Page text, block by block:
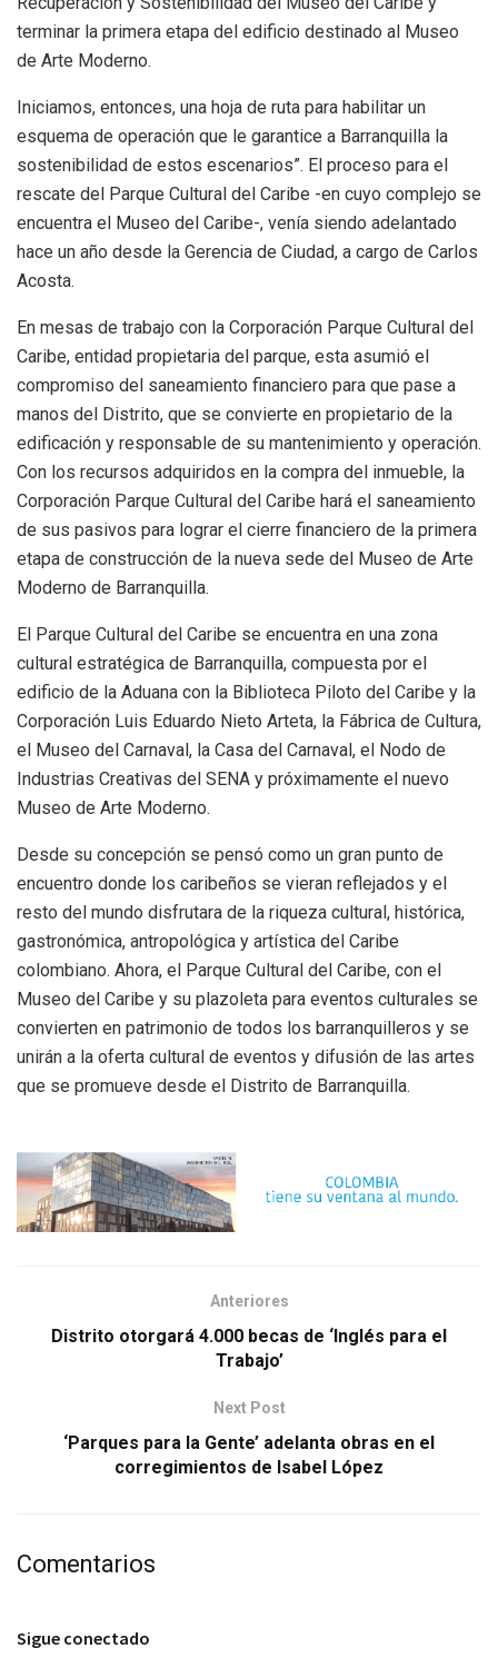
terminar la primera etapa del edificio destinado al Museo
de Arte Moderno.
Iniciamos, entonces, una hoja de ruta para habilitar un
esquema de operación que le garantice a Barranquilla la
sostenibilidad de estos escenarios”. El proceso para el
rescate del Parque Cultural del Caribe -en cuyo complejo se
encuentra el Museo del Caribe-, venía siendo adelantado
hace un año desde la Gerencia de Ciudad, a cargo de Carlos
Acosta.
En mesas de trabajo con la Corporación Parque Cultural del
Caribe, entidad propietaria del parque, esta asumió el
compromiso del saneamiento financiero para que pase a
manos del Distrito, que se convierte en propietario de la
edificación y responsable de su mantenimiento y operación.
Con los recursos adquiridos en la compra del inmueble, la
Corporación Parque Cultural del Caribe hará el saneamiento
de sus pasivos para lograr el cierre financiero de la primera
etapa de construcción de la nueva sede del Museo de Arte
Moderno de Barranquilla.
El Parque Cultural del Caribe se encuentra en una zona
cultural estratégica de Barranquilla, compuesta por el
edificio de la Aduana con la Biblioteca Piloto del Caribe y la
Corporación Luis Eduardo Nieto Arteta, la Fábrica de Cultura,
el Museo del Carnaval, la Casa del Carnaval, el Nodo de
Industrias Creativas del SENA y próximamente el nuevo
Museo de Arte Moderno.
Desde su concepción se pensó como un gran punto de
encuentro donde los caribeños se vieran reflejados y el
resto del mundo disfrutara de la riqueza cultural, histórica,
gastronómica, antropológica y artística del Caribe
colombiano. Ahora, el Parque Cultural del Caribe, con el
Museo del Caribe y su plazoleta para eventos culturales se
convierten en patrimonio de todos los barranquilleros y se
unirán a la oferta cultural de eventos y difusión de las artes
que se promueve desde el Distrito de Barranquilla.
Anteriores
Distrito otorgará 4.000 becas de ‘Inglés para el
Trabajo’
Next Post
‘Parques para la Gente’ adelanta obras en el
corregimientos de Isabel López
Comentarios
Sigue conectado